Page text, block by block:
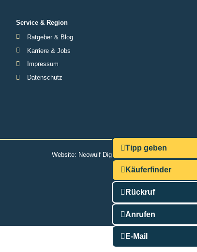
Tipp geben
Käuferfinder
Rückruf
Anrufen
E-Mail
Service & Region
Ratgeber & Blog
Karriere & Jobs
Impressum
Datenschutz
Website: Neowulf Digitalmarketing